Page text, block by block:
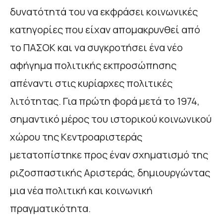
δυνατότητά του να εκφράσει κοινωνικές
κατηγορίες που είχαν απομακρυνθεί από
το ΠΑΣΟΚ και να συγκροτήσει ένα νέο
αφήγημα πολιτικής εκπροσώπησης
απέναντι στις κυρίαρχες πολιτικές
λιτότητας. Για πρώτη φορά μετά το 1974,
σημαντικό μέρος του ιστορικού κοινωνικού
χώρου της Κεντροαριστεράς
μετατοπίστηκε προς έναν σχηματισμό της
ριζοσπαστικής Αριστεράς, δημιουργώντας
μια νέα πολιτική και κοινωνική
πραγματικότητα.